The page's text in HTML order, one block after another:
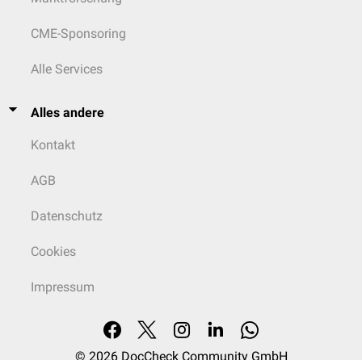
CME-Sponsoring
Alle Services
Alles andere
Kontakt
AGB
Datenschutz
Cookies
Impressum
© 2026 DocCheck Community GmbH